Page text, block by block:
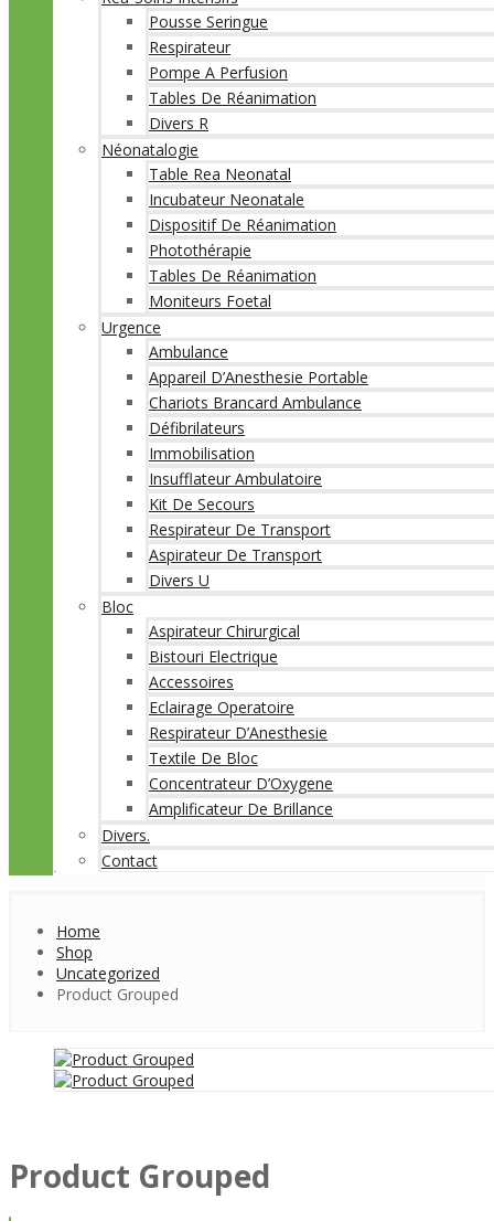
Pousse Seringue
Respirateur
Pompe A Perfusion
Tables De Réanimation
Divers R
Néonatalogie
Table Rea Neonatal
Incubateur Neonatale
Dispositif De Réanimation
Photothérapie
Tables De Réanimation
Moniteurs Foetal
Urgence
Ambulance
Appareil D’Anesthesie Portable
Chariots Brancard Ambulance
Défibrilateurs
Immobilisation
Insufflateur Ambulatoire
Kit De Secours
Respirateur De Transport
Aspirateur De Transport
Divers U
Bloc
Aspirateur Chirurgical
Bistouri Electrique
Accessoires
Eclairage Operatoire
Respirateur D’Anesthesie
Textile De Bloc
Concentrateur D’Oxygene
Amplificateur De Brillance
Divers.
Contact
Home
Shop
Uncategorized
Product Grouped
Product Grouped